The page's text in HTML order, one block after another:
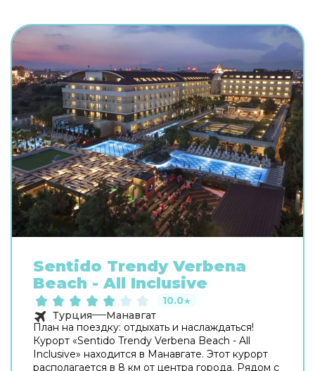
Sentido Trendy Verbena
Beach - All Inclusive
10.0★
Турция
Манавгат
План на поездку: отдыхать и наслаждаться!
Курорт «Sentido Trendy Verbena Beach - All
Inclusive» находится в Манавгате. Этот курорт
располагается в 8 км от центра города. Рядом с